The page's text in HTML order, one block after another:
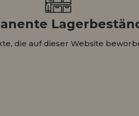
die auf dieser Website